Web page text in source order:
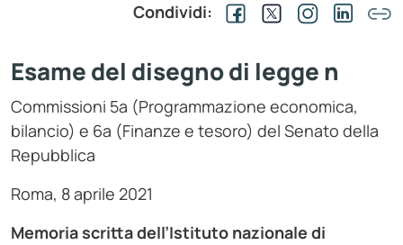
Condividi:
Esame del disegno di legge n
Commissioni 5a (Programmazione economica,
bilancio) e 6a (Finanze e tesoro) del Senato della
Repubblica
Roma, 8 aprile 2021
Memoria scritta dell’Istituto nazionale di